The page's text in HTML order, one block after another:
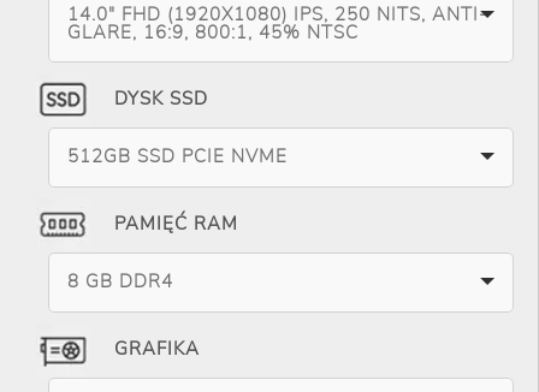
14.0" FHD (1920X1080) IPS, 250 NITS, ANTI-
GLARE, 16:9, 800:1, 45% NTSC
DYSK SSD
512GB SSD PCIE NVME
PAMIĘĆ RAM
8 GB DDR4
GRAFIKA